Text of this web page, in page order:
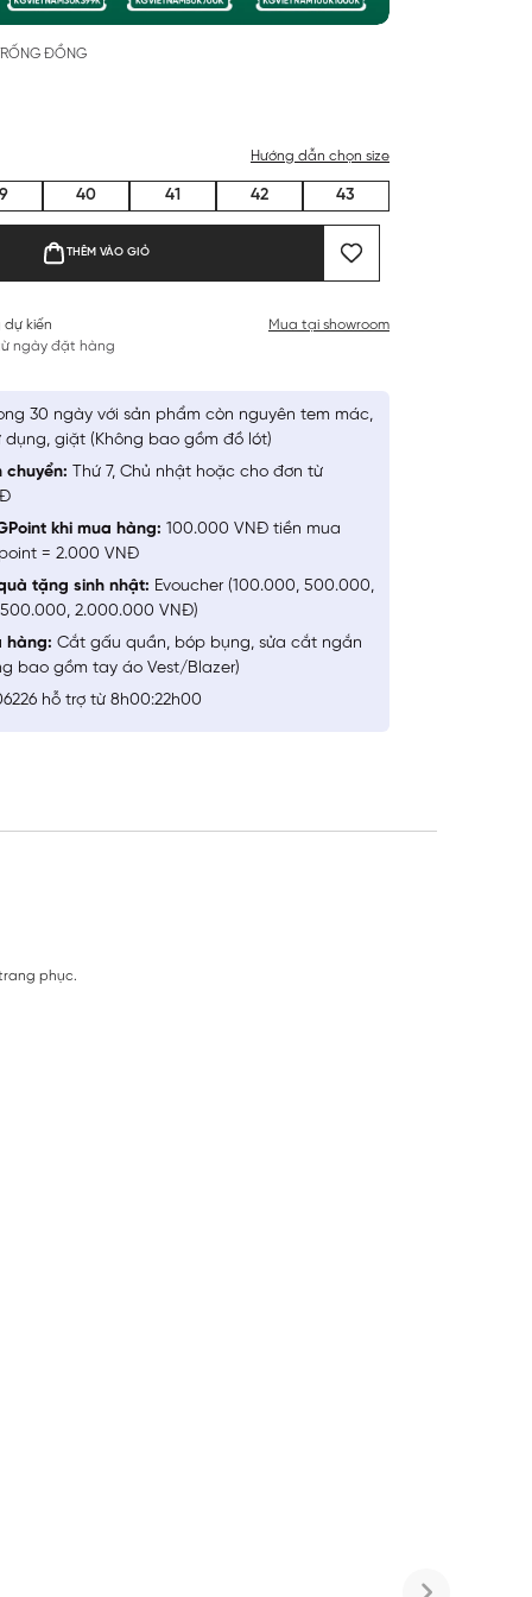
ĐỒNG
Hướng dẫn chọn size
40 41 42 43
THÊM VÀO GIỎ
dự kiến
ngày đặt hàng
Mua tại showroom
30 ngày với sản phẩm còn nguyên tem mác,
dụng, giặt (Không bao gồm đồ lót)
chuyển: Thứ 7, Chủ nhật hoặc cho đơn từ
khi mua hàng: 100.000 VNĐ tiền mua
= 2.000 VNĐ
tặng sinh nhật: Evoucher (100.000, 500.000,
2.000.000 VNĐ)
hàng: Cắt gấu quần, bóp bụng, sửa cắt ngắn
bao gồm tay áo Vest/Blazer)
hỗ trợ từ 8h00:22h00
phục.